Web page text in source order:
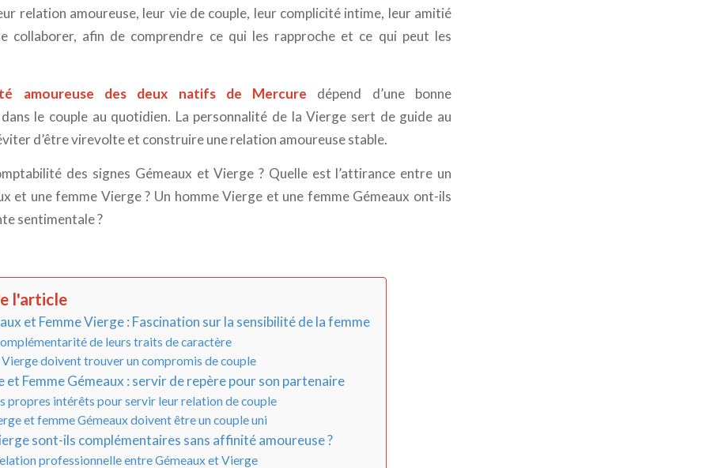
relation amoureuse, leur vie de couple, leur complicité intime, leur amitié
collaborer, afin de comprendre ce qui les rapproche et ce qui peut les
amoureuse des deux natifs de Mercure dépend d’une bonne
le couple au quotidien. La personnalité de la Vierge sert de guide au
d’être virevolte et construire une relation amoureuse stable.
des signes Gémeaux et Vierge ? Quelle est l’attirance entre un
et une femme Vierge ? Un homme Vierge et une femme Gémeaux ont-ils
sentimentale ?
l'article
et Femme Vierge : Fascination sur la sensibilité de la femme
de leurs traits de caractère
Vierge doivent trouver un compromis de couple
et Femme Gémeaux : servir de repère pour son partenaire
propres intérêts pour servir leur relation de couple
et femme Gémeaux doivent être un couple uni
sont-ils complémentaires sans affinité amoureuse ?
professionnelle entre Gémeaux et Vierge